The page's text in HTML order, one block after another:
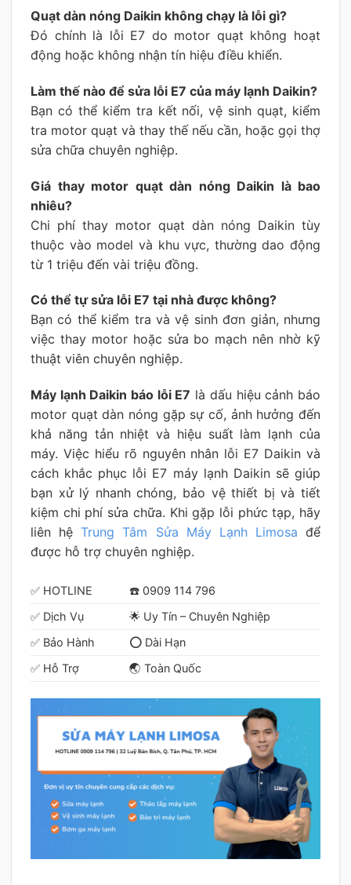
Quạt dàn nóng Daikin không chạy là lỗi gì?
Đó chính là lỗi E7 do motor quạt không hoạt
động hoặc không nhận tín hiệu điều khiển.
Làm thế nào để sửa lỗi E7 của máy lạnh Daikin?
Bạn có thể kiểm tra kết nối, vệ sinh quạt, kiểm
tra motor quạt và thay thế nếu cần, hoặc gọi thợ
sửa chữa chuyên nghiệp.
Giá thay motor quạt dàn nóng Daikin là bao
nhiêu?
Chi phí thay motor quạt dàn nóng Daikin tùy
thuộc vào model và khu vực, thường dao động
từ 1 triệu đến vài triệu đồng.
Có thể tự sửa lỗi E7 tại nhà được không?
Bạn có thể kiểm tra và vệ sinh đơn giản, nhưng
việc thay motor hoặc sửa bo mạch nên nhờ kỹ
thuật viên chuyên nghiệp.
Máy lạnh Daikin báo lỗi E7 là dấu hiệu cảnh báo
motor quạt dàn nóng gặp sự cố, ảnh hưởng đến
khả năng tản nhiệt và hiệu suất làm lạnh của
máy. Việc hiểu rõ nguyên nhân lỗi E7 Daikin và
cách khắc phục lỗi E7 máy lạnh Daikin sẽ giúp
bạn xử lý nhanh chóng, bảo vệ thiết bị và tiết
kiệm chi phí sửa chữa. Khi gặp lỗi phức tạp, hãy
liên hệTrung Tâm Sửa Máy Lạnh Limosa để
được hỗ trợ chuyên nghiệp.
✅ HOTLINE
☎️ 0909 114 796
✅ Dịch Vụ
🌟 Uy Tín – Chuyên Nghiệp
✅ Bảo Hành
⭕ Dài Hạn
✅ Hỗ Trợ
🌏 Toàn Quốc